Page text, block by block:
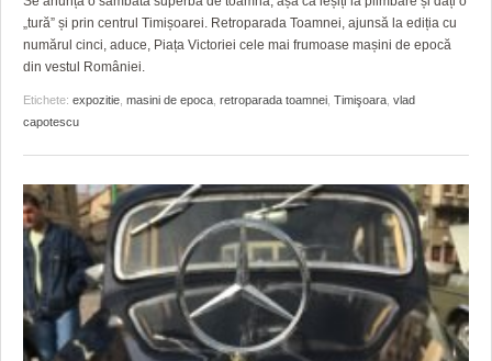
„tură” și prin centrul Timișoarei. Retroparada Toamnei, ajunsă la ediția cu
numărul cinci, aduce, Piața Victoriei cele mai frumoase mașini de epocă
din vestul României.
Etichete: expozitie masini de epoca retroparada toamnei Timişoara vlad
capotescu